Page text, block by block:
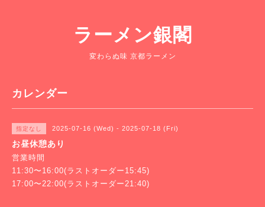
ラーメン銀閣
変わらぬ味 京都ラーメン
カレンダー
指定なし 2025-07-16 (Wed) - 2025-07-18 (Fri)
お昼休憩あり
営業時間
11:30〜16:00(ラストオーダー15:45)
17:00〜22:00(ラストオーダー21:40)